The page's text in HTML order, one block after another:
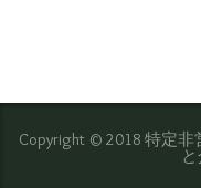
Copyright © 2018 特定